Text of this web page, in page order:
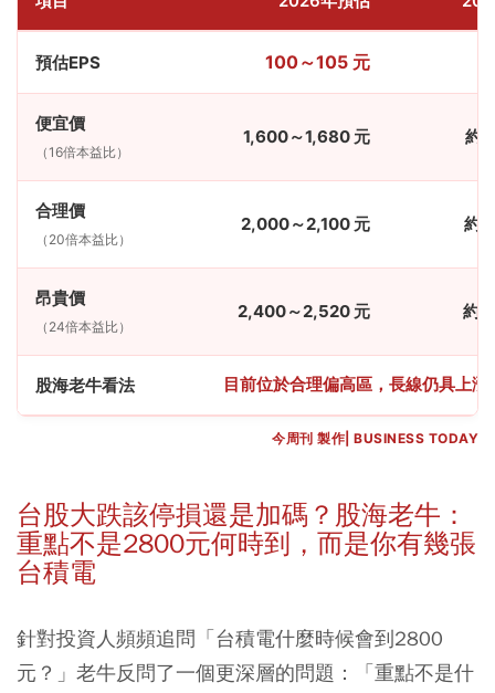
預估EPS 100～105 元
便宜價
（16倍本益比）
1,600～1,680 元 約
合理價
（20倍本益比）
2,000～2,100 元 約
昂貴價
（24倍本益比）
2,400～2,520 元 約
股海老牛看法 目前位於合理偏高區，長線仍具上漲
今周刊 製作| BUSINESS TODAY
台股大跌該停損還是加碼？股海老牛：
重點不是2800元何時到，而是你有幾張
台積電
針對投資人頻頻追問「台積電什麼時候會到2800
元？」老牛反問了一個更深層的問題：「重點不是什